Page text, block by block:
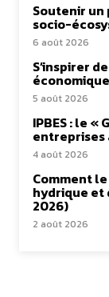
Soutenir
socio-
6 août 2026
S’inspirer
5 août 2026
IPBES : le
entreprises
4 août 2026
Comment
hydrique
2026)
2 août 2026